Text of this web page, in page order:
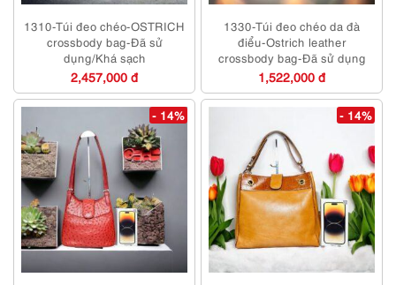
1310-Túi đeo chéo-OSTRICH
crossbody bag-Đã sử
dụng/Khá sạch
2,457,000 đ
1330-Túi đeo chéo da đà
điểu-Ostrich leather
crossbody bag-Đã sử dụng
1,522,000 đ
- 14% - 14%